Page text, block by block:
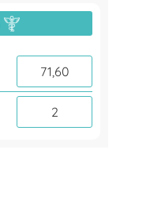
71,60
2